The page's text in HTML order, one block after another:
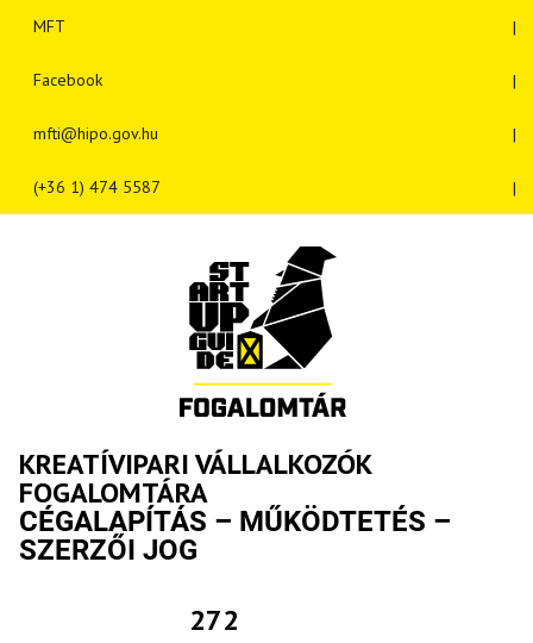
MFT
Facebook
mfti@hipo.gov.hu
(+36 1) 474 5587
KREATÍVIPARI VÁLLALKOZÓK
FOGALOMTÁRA
CÉGALAPÍTÁS – MŰKÖDTETÉS –
SZERZŐI JOG
272